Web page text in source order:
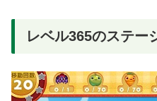
レベル365のステー